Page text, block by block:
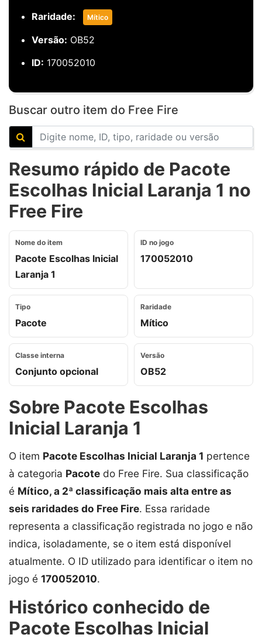
Raridade:
Mítico
Versão: OB52
ID: 170052010
Buscar outro item do Free Fire
Resumo rápido de Pacote
Escolhas Inicial Laranja 1 no
Free Fire
Nome do item
Pacote Escolhas Inicial
Laranja 1
ID no jogo
170052010
Tipo
Pacote
Raridade
Mítico
Classe interna
Conjunto opcional
Versão
OB52
Sobre Pacote Escolhas
Inicial Laranja 1
O item Pacote Escolhas Inicial Laranja 1 pertence
à categoria Pacote do Free Fire. Sua classificação
é Mítico, a 2ª classificação mais alta entre as
seis raridades do Free Fire. Essa raridade
representa a classificação registrada no jogo e não
indica, isoladamente, se o item está disponível
atualmente. O ID utilizado para identificar o item no
jogo é 170052010.
Histórico conhecido de
Pacote Escolhas Inicial